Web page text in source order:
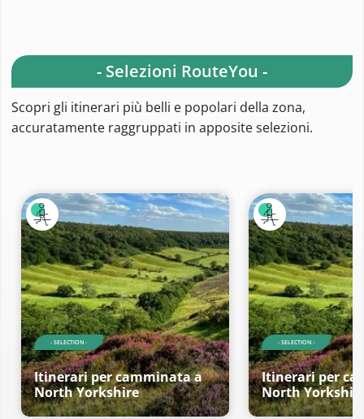
- Selezioni RouteYou -
Scopri gli itinerari più belli e popolari della zona,
accuratamente raggruppati in apposite selezioni.
- SELECTION -
Itinerari per camminata a
North Yorkshire
- SELECTION -
Itinerari per
North